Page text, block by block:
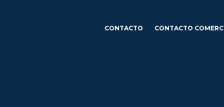
CONTACTO CONTACTO